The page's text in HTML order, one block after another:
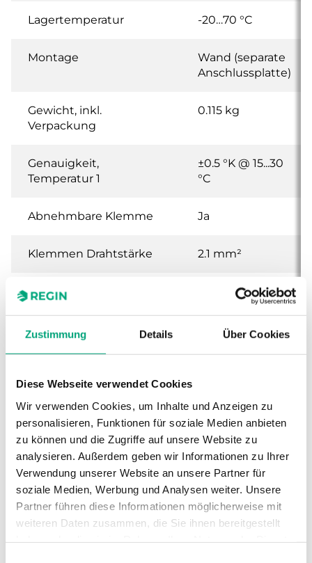
Zustimmung Details Über Cookies
Diese Webseite verwendet Cookies
Wir verwenden Cookies, um Inhalte und Anzeigen zu
personalisieren, Funktionen für soziale Medien anbieten
zu können und die Zugriffe auf unsere Website zu
analysieren. Außerdem geben wir Informationen zu Ihrer
Verwendung unserer Website an unsere Partner für
soziale Medien, Werbung und Analysen weiter. Unsere
Partner führen diese Informationen möglicherweise mit
weiteren Daten zusammen, die Sie ihnen bereitgestellt
Lagertemperatur -20…70 °C
Montage
Wand (separate
Anschlussplatte)
Gewicht, inkl.
Verpackung
0.115 kg
Genauigkeit,
Temperatur 1
±0.5 °K @ 15...30
°C
Abnehmbare Klemme Ja
Klemmen Drahtstärke 2.1 mm²
Material, Gehäuse
Polycarbonat
Farbe, Gehäuse
White
Software und Dokumentation